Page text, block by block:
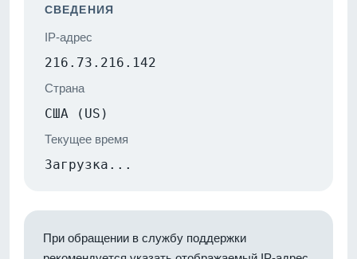
СВЕДЕНИЯ
IP-адрес
216.73.216.142
Страна
США (US)
Текущее время
Загрузка...
При обращении в службу поддержки